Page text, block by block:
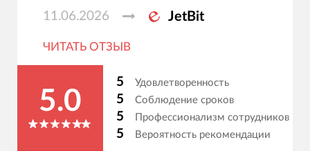
11.06.2026 JetBit
ЧИТАТЬ ОТЗЫВ
5.0
5 Удовлетворенность
5 Соблюдение сроков
5 Профессионализм сотрудников
5 Вероятность рекомендации